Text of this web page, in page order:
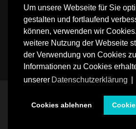
Um unsere Webseite für Sie
gestalten und fortlaufend
können, verwenden wir
weitere Nutzung der Webseite
der Verwendung von Cookies
Informationen zu Cookies
unserer Datenschutzerklärung
Cookies ablehnen
Datenschutz